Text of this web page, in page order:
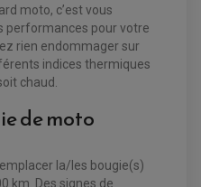
QUAD / SSV
/ SSV
/ SSV
QUAD / SSV
moto, c’est vous
performances pour votre
rien endommager sur
indices thermiques
chaud.
de moto
la/les bougie(s)
km. Des signes de